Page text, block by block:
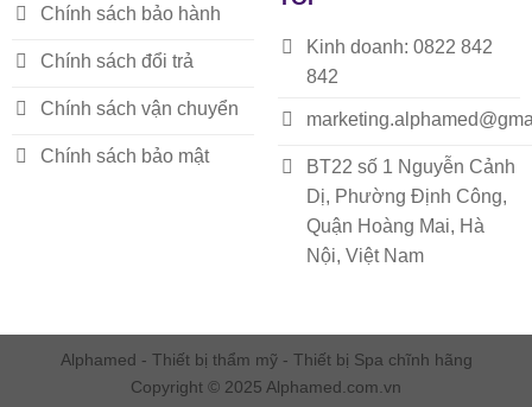
Chính sách bảo hành
Chính sách đổi trả
Chính sách vận chuyển
Chính sách bảo mật
Kinh doanh: 0822 842
842
BT22 số 1 Nguyễn Cảnh
Dị, Phường Định Công,
Quận Hoàng Mai, Hà
Nội, Việt Nam
Alphamed - Thiết bị thẩm mỹ - Thiết bị Spa chĩnh hãng
Copyright © 2025 Alphamed.com.vn